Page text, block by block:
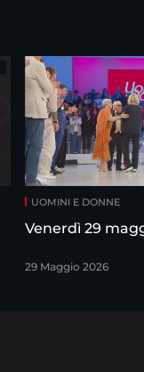
UOMINI E DONNE
Venerdì 29
29 Maggio 2026